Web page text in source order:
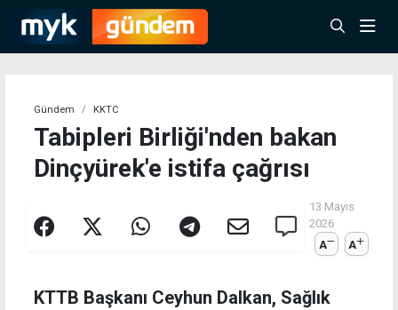
Gündem KKTC
Tabipleri Birliği'nden bakan
Dinçyürek'e istifa çağrısı
13 Mayıs
2026
A
A
KTTB Başkanı Ceyhun Dalkan, Sağlık